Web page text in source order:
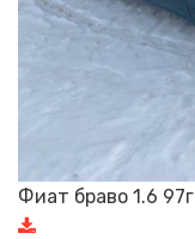
Фиат браво 1.6 97г